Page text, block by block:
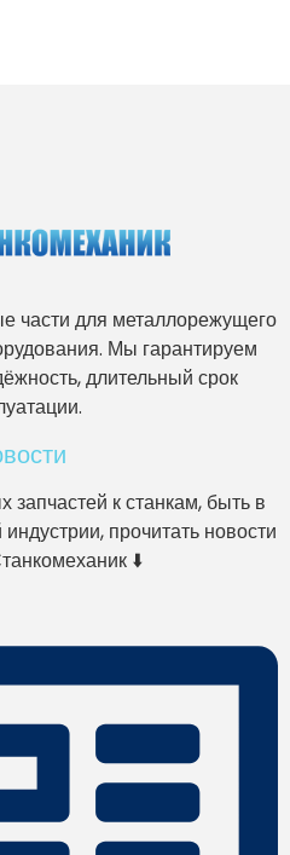
части для металлорежущего
Мы гарантируем
длительный срок
запчастей к станкам, быть в
прочитать новости
⬇️